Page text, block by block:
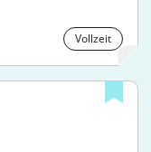
Vollzeit